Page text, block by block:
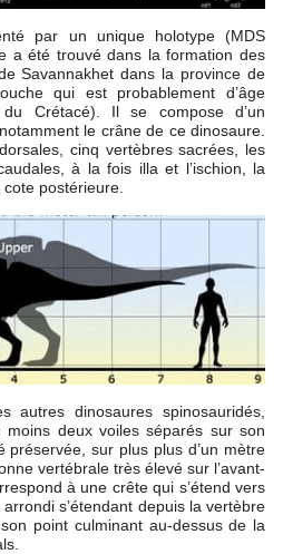
par un unique holotype (MDS
a été trouvé dans la formation des
Savannakhet dans la province de
qui est probablement d’âge
Crétacé). Il se compose d’un
le crâne de ce dinosaure.
cinq vertèbres sacrées, les
à la fois illa et l’ischion, la
postérieure.
autres dinosaures spinosauridés,
moins deux voiles séparés sur son
sur plus plus d’un mètre
vertébrale très élevé sur l’avant-
à une crête qui s’étend vers
s’étendant depuis la vertèbre
point culminant au-dessus de la